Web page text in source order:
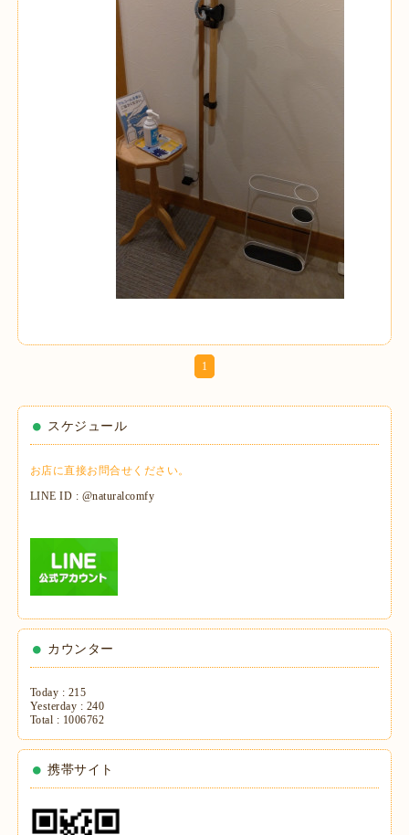
1
スケジュール
お店に直接お問合せください。
LINE ID : @naturalcomfy
カウンター
Today : 215
Yesterday : 240
Total : 1006762
携帯サイト